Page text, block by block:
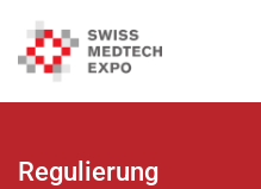
Regulierung